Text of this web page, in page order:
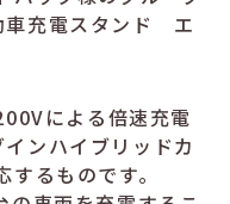
車充電スタンド エ
による倍速充電
ンハイブリッドカ
るものです。